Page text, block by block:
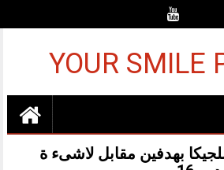
YOUR SMILE
بهدفين مقابل لاشىء ة